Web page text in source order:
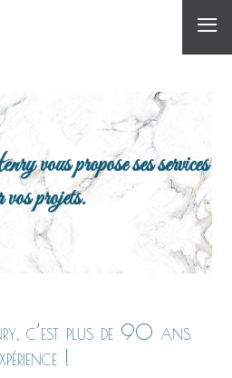
≡
propose ses services
vos projets.
c’est plus de 90 ans
!